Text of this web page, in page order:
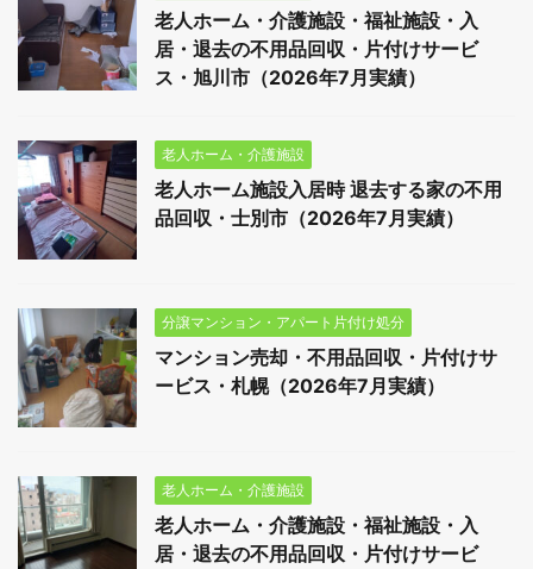
老人ホーム・介護施設・福祉施設・入
居・退去の不用品回収・片付けサービ
ス・旭川市（2026年7月実績）
老人ホーム・介護施設
老人ホーム施設入居時 退去する家の不用
品回収・士別市（2026年7月実績）
分譲マンション・アパート片付け処分
マンション売却・不用品回収・片付けサ
ービス・札幌（2026年7月実績）
老人ホーム・介護施設
老人ホーム・介護施設・福祉施設・入
居・退去の不用品回収・片付けサービ